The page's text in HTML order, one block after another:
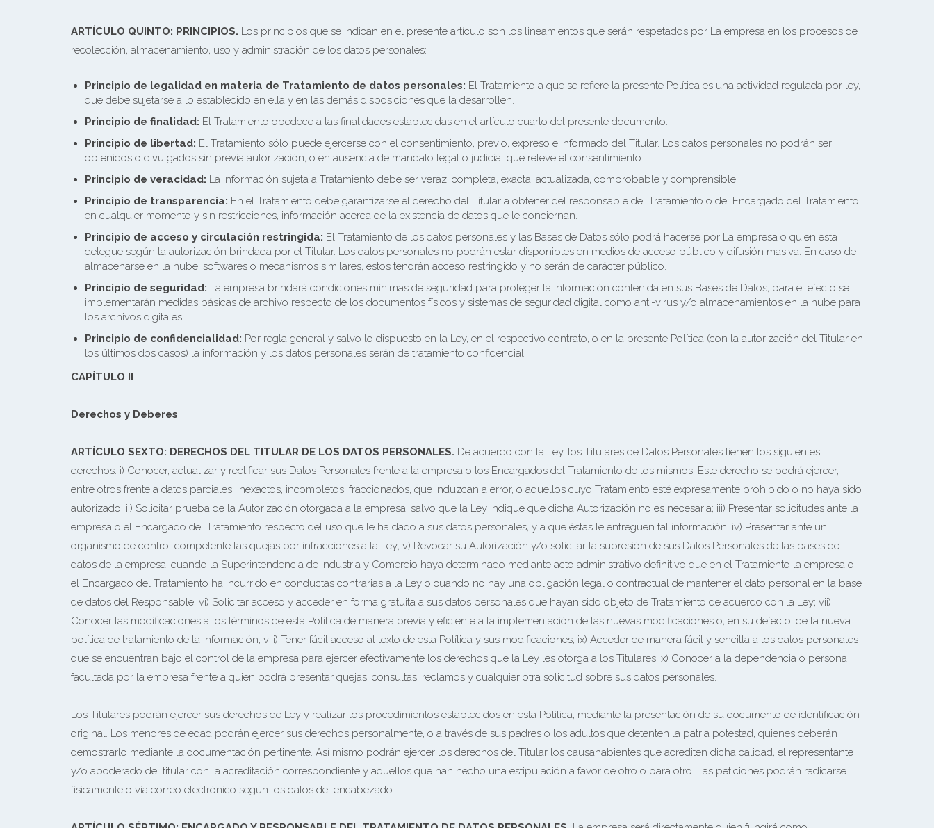
ARTÍCULO QUINTO: PRINCIPIOS. Los principios que se indican en el presente artículo son los lineamientos que serán respetados por La empresa en los procesos de
recolección, almacenamiento, uso y administración de los datos personales:
Principio de legalidad en materia de Tratamiento de datos personales: El Tratamiento a que se refiere la presente Política es una actividad regulada por ley,
que debe sujetarse a lo establecido en ella y en las demás disposiciones que la desarrollen.
Principio de finalidad: El Tratamiento obedece a las finalidades establecidas en el artículo cuarto del presente documento.
Principio de libertad: El Tratamiento sólo puede ejercerse con el consentimiento, previo, expreso e informado del Titular. Los datos personales no podrán ser
obtenidos o divulgados sin previa autorización, o en ausencia de mandato legal o judicial que releve el consentimiento.
Principio de veracidad: La información sujeta a Tratamiento debe ser veraz, completa, exacta, actualizada, comprobable y comprensible.
Principio de transparencia: En el Tratamiento debe garantizarse el derecho del Titular a obtener del responsable del Tratamiento o del Encargado del Tratamiento,
en cualquier momento y sin restricciones, información acerca de la existencia de datos que le conciernan.
Principio de acceso y circulación restringida: El Tratamiento de los datos personales y las Bases de Datos sólo podrá hacerse por La empresa o quien esta
delegue según la autorización brindada por el Titular. Los datos personales no podrán estar disponibles en medios de acceso público y difusión masiva. En caso de
almacenarse en la nube, softwares o mecanismos similares, estos tendrán acceso restringido y no serán de carácter público.
Principio de seguridad: La empresa brindará condiciones mínimas de seguridad para proteger la información contenida en sus Bases de Datos, para el efecto se
implementarán medidas básicas de archivo respecto de los documentos físicos y sistemas de seguridad digital como anti-virus y/o almacenamientos en la nube para
los archivos digitales.
Principio de confidencialidad: Por regla general y salvo lo dispuesto en la Ley, en el respectivo contrato, o en la presente Política (con la autorización del Titular en
los últimos dos casos) la información y los datos personales serán de tratamiento confidencial.
CAPÍTULO II
Derechos y Deberes
ARTÍCULO SEXTO: DERECHOS DEL TITULAR DE LOS DATOS PERSONALES. De acuerdo con la Ley, los Titulares de Datos Personales tienen los siguientes
derechos: i) Conocer, actualizar y rectificar sus Datos Personales frente a la empresa o los Encargados del Tratamiento de los mismos. Este derecho se podrá ejercer,
entre otros frente a datos parciales, inexactos, incompletos, fraccionados, que induzcan a error, o aquellos cuyo Tratamiento esté expresamente prohibido o no haya sido
autorizado; ii) Solicitar prueba de la Autorización otorgada a la empresa, salvo que la Ley indique que dicha Autorización no es necesaria; iii) Presentar solicitudes ante la
empresa o el Encargado del Tratamiento respecto del uso que le ha dado a sus datos personales, y a que éstas le entreguen tal información; iv) Presentar ante un
organismo de control competente las quejas por infracciones a la Ley; v) Revocar su Autorización y/o solicitar la supresión de sus Datos Personales de las bases de
datos de la empresa, cuando la Superintendencia de Industria y Comercio haya determinado mediante acto administrativo definitivo que en el Tratamiento la empresa o
el Encargado del Tratamiento ha incurrido en conductas contrarias a la Ley o cuando no hay una obligación legal o contractual de mantener el dato personal en la base
de datos del Responsable; vi) Solicitar acceso y acceder en forma gratuita a sus datos personales que hayan sido objeto de Tratamiento de acuerdo con la Ley; vii)
Conocer las modificaciones a los términos de esta Política de manera previa y eficiente a la implementación de las nuevas modificaciones o, en su defecto, de la nueva
política de tratamiento de la información; viii) Tener fácil acceso al texto de esta Política y sus modificaciones; ix) Acceder de manera fácil y sencilla a los datos personales
que se encuentran bajo el control de la empresa para ejercer efectivamente los derechos que la Ley les otorga a los Titulares; x) Conocer a la dependencia o persona
facultada por la empresa frente a quien podrá presentar quejas, consultas, reclamos y cualquier otra solicitud sobre sus datos personales.
Los Titulares podrán ejercer sus derechos de Ley y realizar los procedimientos establecidos en esta Política, mediante la presentación de su documento de identificación
original. Los menores de edad podrán ejercer sus derechos personalmente, o a través de sus padres o los adultos que detenten la patria potestad, quienes deberán
demostrarlo mediante la documentación pertinente. Así mismo podrán ejercer los derechos del Titular los causahabientes que acrediten dicha calidad, el representante
y/o apoderado del titular con la acreditación correspondiente y aquellos que han hecho una estipulación a favor de otro o para otro. Las peticiones podrán radicarse
físicamente o vía correo electrónico según los datos del encabezado.